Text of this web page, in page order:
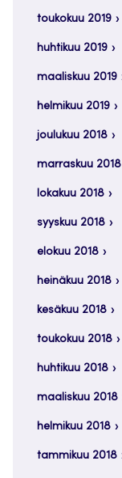
toukokuu 2019
huhtikuu 2019
maaliskuu 2019
helmikuu 2019
joulukuu 2018
marraskuu 2018
lokakuu 2018
syyskuu 2018
elokuu 2018
heinäkuu 2018
kesäkuu 2018
toukokuu 2018
huhtikuu 2018
maaliskuu 2018
helmikuu 2018
tammikuu 2018